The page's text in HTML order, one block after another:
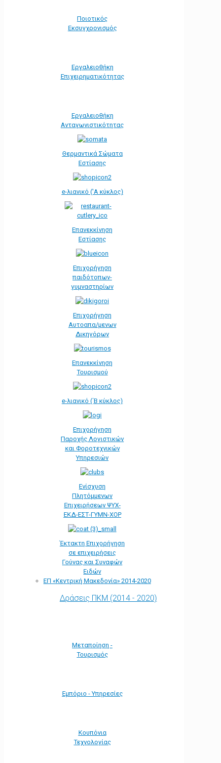
Ποιοτικός
Εκσυγχρονισμός
Εργαλειοθήκη
Eπιχειρηματικότητας
Εργαλειοθήκη
Ανταγωνιστικότητας
Θερμαντικά Σώματα
Εστίασης
e-λιανικό ('Α κύκλος)
Επανεκκίνηση
Εστίασης
Επιχορήγηση
παιδότοπων-
γυμναστηρίων
Επιχορήγηση
Αυτοαπα/μενων
Δικηγόρων
Επανεκκίνηση
Τουρισμού
e-λιανικό (΄Β κύκλος)
Επιχορήγηση
Παροχής Λογιστικών
και Φοροτεχνικών
Υπηρεσιών
Ενίσχυση
Πλητόμμενων
Επιχειρήσεων ΨΥΧ-
ΕΚΔ-ΕΣΤ-ΓΥΜΝ-ΧΟΡ
Έκτακτη Επιχορήγηση
σε επιχειρήσεις
Γούνας και Συναφών
Ειδών
ΕΠ «Kεντρική Μακεδονία» 2014-2020
Δράσεις ΠΚΜ (2014 - 2020)
Μεταποίηση -
Τουρισμός
Εμπόριο - Υπηρεσίες
Κουπόνια
Τεχνολογίας